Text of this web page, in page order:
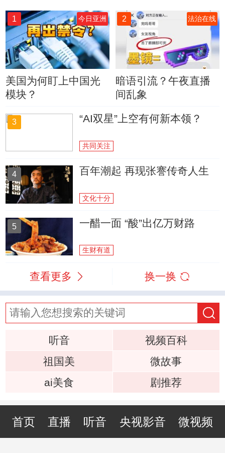
1 今日亚洲
美国为何盯上中国光
模块？
2 法治在线
暗语引流？午夜直播
间乱象
3 “AI双星”上空有何新本领？
共同关注
4 百年潮起 再现张謇传奇人生
文化十分
5 一醋一面 “酸”出亿万财路
生财有道
查看更多 换一换
听音
视频百科
祖国美
微故事
ai美食
剧推荐
首页 直播 听音 央视影音 微视频